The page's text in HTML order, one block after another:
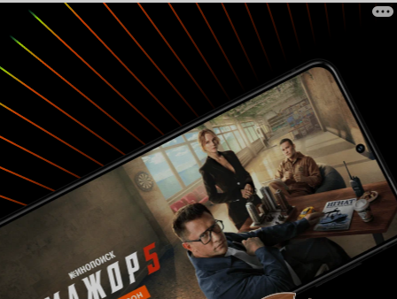
сплоченная и крепкая, а что сейчас? Холод,
безразличие, равнодушие. 4. Это не
ситуационная комедия, а драма, весьма со
слабым сюжетом Что мы можем наблюдать за 3
серии? Грусть, обида, агрессия, ненависть,
бесконечные конфликты. Нет как раньше
забавных ситуаций, из которых выпутывались
девочки и вся семья, юмора, улыбок,
отношений. Есть только ссоры, конфликты,
негатив. Сценаристы, мы уже поняли, не
способны воссоздать атмосферу старого
доброго сериала. 5. Испортили главных
героинь, не только маму папиных дочек
Неужели за 15 лет у девочек не появились
собственные дети, разве только у Даши? Это
очень странно. Если мы наблюдаем, что Галина
Сергеевна успешная судья и более жесткий
характер, то что с Машей и Женей? Пуговка,